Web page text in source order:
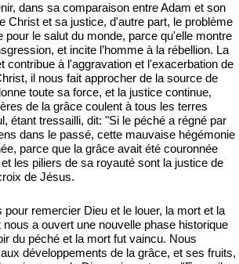
dans sa comparaison entre Adam et son
Christ et sa justice, d'autre part, le problème
pour le salut du monde, parce qu'elle montre
et incite l’homme à la rébellion. La
contribue à l'aggravation et l'exacerbation de
il nous fait approcher de la source de
toute sa force, et la justice continue,
de la grâce coulent à tous les terres
étant tressailli, dit: "Si le péché a régné par
dans le passé, cette mauvaise hégémonie
parce que la grâce avait été couronnée
les piliers de sa royauté sont la justice de
de Jésus.
remercier Dieu et le louer, la mort et la
a ouvert une nouvelle phase historique
du péché et la mort fut vaincu. Nous
développements de la grâce, et ses fruits,